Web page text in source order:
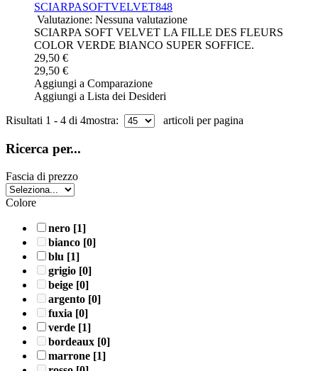
SCIARPASOFTVELVET848
Valutazione: Nessuna valutazione
SCIARPA SOFT VELVET LA FILLE DES FLEURS
COLOR VERDE BIANCO SUPER SOFFICE.
29,50 €
29,50 €
Aggiungi a Comparazione
Aggiungi a Lista dei Desideri
Risultati 1 - 4 di 4mostra: articoli per pagina
Ricerca per...
Fascia di prezzo
Colore
nero [1]
bianco [0]
blu [1]
grigio [0]
beige [0]
argento [0]
fuxia [0]
verde [1]
bordeaux [0]
marrone [1]